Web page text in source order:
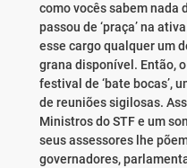
como vocês sabem nada
passou de ‘praça’ na
esse cargo qualquer um
grana disponível. Então,
festival de ‘bate bocas’,
de reuniões sigilosas.
Ministros do STF e um
seus assessores lhe
governadores,